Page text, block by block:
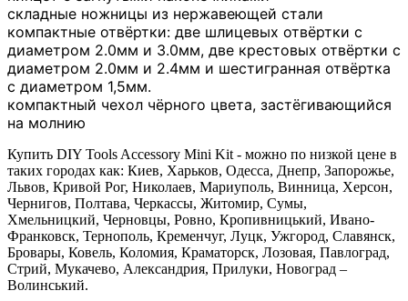
складные ножницы из нержавеющей стали
компактные отвёртки: две шлицевых отвёртки с
диаметром 2.0мм и 3.0мм, две крестовых отвёртки с
диаметром 2.0мм и 2.4мм и шестигранная отвёртка
с диаметром 1,5мм.
компактный чехол чёрного цвета, застёгивающийся
на молнию
Купить DIY Tools Accessory Mini Kit - можно по низкой цене в
таких городах как: Киев, Харьков, Одесса, Днепр, Запорожье,
Львов, Кривой Рог, Николаев, Мариуполь, Винница, Херсон,
Чернигов, Полтава, Черкассы, Житомир, Сумы,
Хмельницкий, Черновцы, Ровно, Кропивницький, Ивано-
Франковск, Тернополь, Кременчуг, Луцк, Ужгород, Славянск,
Бровары, Ковель, Коломия, Краматорск, Лозовая, Павлоград,
Стрий, Мукачево, Александрия, Прилуки, Новоград –
Волинський.